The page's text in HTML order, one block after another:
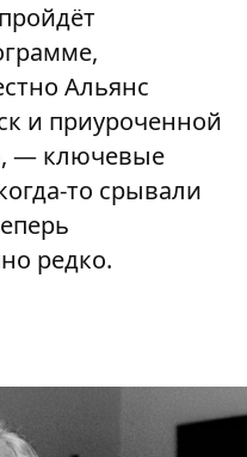
Альянс
и приуроченной
— ключевые
то срывали
редко.